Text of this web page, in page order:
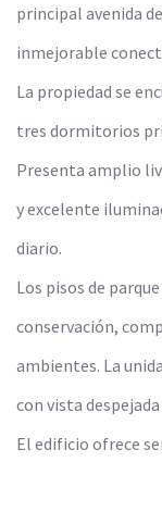
principal avenida
inmejorable
La propiedad se
tres dormitorios
Presenta amplio
y excelente
diario.
Los pisos de
conservación,
ambientes. La
con vista
El edificio ofrece